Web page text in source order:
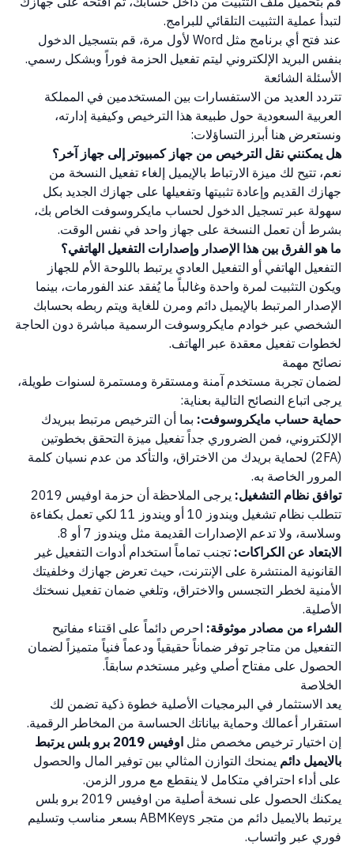
لتبدأ عملية التثبيت التلقائي للبرامج.
عند فتح أي برنامج مثل Word لأول مرة، قم بتسجيل الدخول
بنفس البريد الإلكتروني ليتم تفعيل الحزمة فوراً وبشكل رسمي.
الأسئلة الشائعة
تتردد العديد من الاستفسارات بين المستخدمين في المملكة
العربية السعودية حول طبيعة هذا الترخيص وكيفية إدارته،
ونستعرض هنا أبرز التساؤلات:
هل يمكنني نقل الترخيص من جهاز كمبيوتر إلى جهاز آخر؟
نعم، تتيح لك ميزة الارتباط بالإيميل إلغاء تفعيل النسخة من
جهازك القديم وإعادة تثبيتها وتفعيلها على جهازك الجديد بكل
سهولة عبر تسجيل الدخول لحساب مايكروسوفت الخاص بك،
بشرط أن تعمل النسخة على جهاز واحد في نفس الوقت.
ما هو الفرق بين هذا الإصدار وإصدارات التفعيل الهاتفي؟
التفعيل الهاتفي أو التفعيل العادي يرتبط باللوحة الأم للجهاز
ويكون التثبيت لمرة واحدة وغالباً ما يُفقد عند الفورمات، بينما
الإصدار المرتبط بالإيميل دائم ومرن للغاية ويتم ربطه بحسابك
الشخصي عبر خوادم مايكروسوفت الرسمية مباشرة دون الحاجة
لخطوات تفعيل معقدة عبر الهاتف.
نصائح مهمة
لضمان تجربة مستخدم آمنة ومستقرة ومستمرة لسنوات طويلة،
يرجى اتباع النصائح التالية بعناية:
حماية حساب مايكروسوفت: بما أن الترخيص مرتبط ببريدك
الإلكتروني، فمن الضروري جداً تفعيل ميزة التحقق بخطوتين
(2FA) لحماية بريدك من الاختراق، والتأكد من عدم نسيان كلمة
المرور الخاصة به.
توافق نظام التشغيل:
يرجى الملاحظة أن حزمة اوفيس 2019
تتطلب نظام تشغيل ويندوز 10 أو ويندوز 11 لكي تعمل بكفاءة
وسلاسة، ولا تدعم الإصدارات القديمة مثل ويندوز 7 أو 8.
الابتعاد عن الكراكات: تجنب تماماً استخدام أدوات التفعيل غير
القانونية المنتشرة على الإنترنت، حيث تعرض جهازك وخلفيتك
الأمنية لخطر التجسس والاختراق، وتلغي ضمان تفعيل نسختك
الأصلية.
الشراء من مصادر موثوقة: احرص دائماً على اقتناء مفاتيح
التفعيل من متاجر توفر ضماناً حقيقياً ودعماً فنياً متميزاً لضمان
الحصول على مفتاح أصلي وغير مستخدم سابقاً.
الخلاصة
يعد الاستثمار في البرمجيات الأصلية خطوة ذكية تضمن لك
استقرار أعمالك وحماية بياناتك الحساسة من المخاطر الرقمية.
إن اختيار ترخيص مخصص مثل
اوفيس 2019 برو بلس يرتبط
بالايميل دائم يمنحك التوازن المثالي بين توفير المال والحصول
على أداء احترافي متكامل لا ينقطع مع مرور الزمن.
يمكنك الحصول على نسخة أصلية من اوفيس 2019 برو بلس
يرتبط بالايميل دائم من متجر ABMKeys بسعر مناسب وتسليم
فوري عبر واتساب.